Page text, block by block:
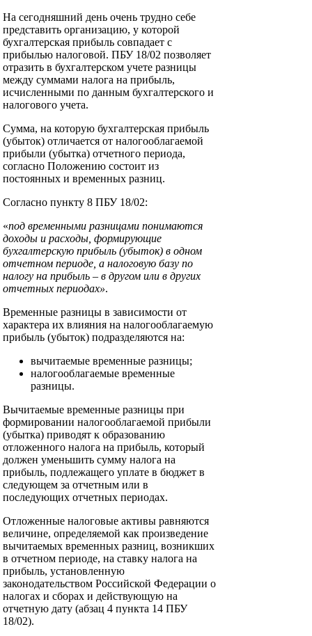
На сегодняшний день очень трудно себе
представить организацию, у которой
бухгалтерская прибыль совпадает с
прибылью налоговой. ПБУ 18/02 позволяет
отразить в бухгалтерском учете разницы
между суммами налога на прибыль,
исчисленными по данным бухгалтерского и
налогового учета.
Сумма, на которую бухгалтерская прибыль
(убыток) отличается от налогооблагаемой
прибыли (убытка) отчетного периода,
согласно Положению состоит из
постоянных и временных разниц.
Согласно пункту 8 ПБУ 18/02:
«под временными разницами понимаются
доходы и расходы, формирующие
бухгалтерскую прибыль (убыток) в одном
отчетном периоде, а налоговую базу по
налогу на прибыль – в другом или в других
отчетных периодах».
Временные разницы в зависимости от
характера их влияния на налогооблагаемую
прибыль (убыток) подразделяются на:
вычитаемые временные разницы;
налогооблагаемые временные
разницы.
Вычитаемые временные разницы при
формировании налогооблагаемой прибыли
(убытка) приводят к образованию
отложенного налога на прибыль, который
должен уменьшить сумму налога на
прибыль, подлежащего уплате в бюджет в
следующем за отчетным или в
последующих отчетных периодах.
Отложенные налоговые активы равняются
величине, определяемой как произведение
вычитаемых временных разниц, возникших
в отчетном периоде, на ставку налога на
прибыль, установленную
законодательством Российской Федерации о
налогах и сборах и действующую на
отчетную дату (абзац 4 пункта 14 ПБУ
18/02).